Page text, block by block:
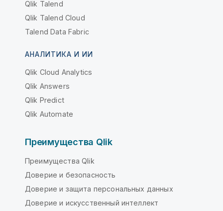
Qlik Talend
Qlik Talend Cloud
Talend Data Fabric
АНАЛИТИКА И ИИ
Qlik Cloud Analytics
Qlik Answers
Qlik Predict
Qlik Automate
Преимущества Qlik
Преимущества Qlik
Доверие и безопасность
Доверие и защита персональных данных
Доверие и искусственный интеллект